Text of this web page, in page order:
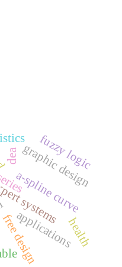
systems
a-spline curve
free design
graphic design
applicationshealth
fuzzy logic
dea